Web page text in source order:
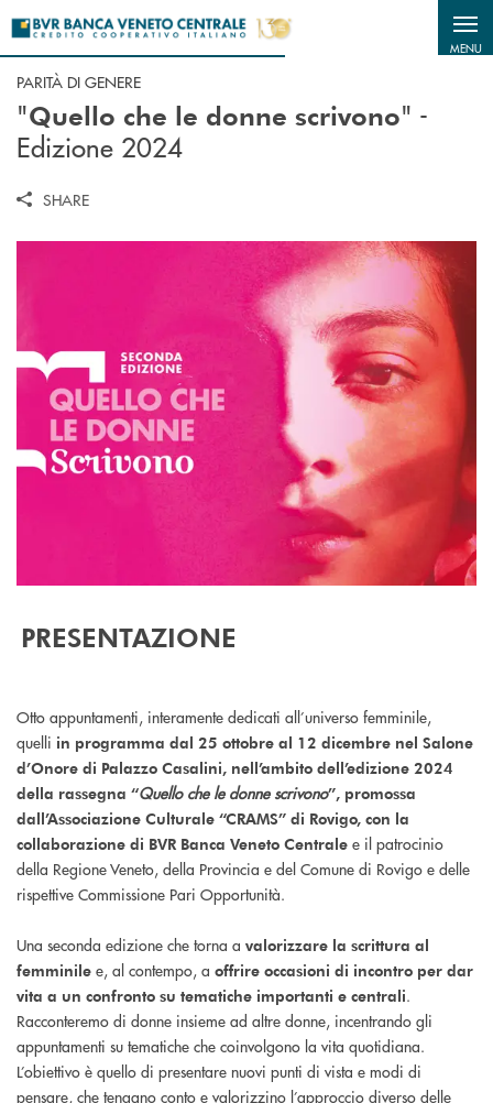
MENU
PARITÀ DI GENERE
"Quello che le donne scrivono" -
Edizione 2024
SHARE
PRESENTAZIONE
Otto appuntamenti, interamente dedicati all’universo femminile,
quelli in programma dal 25 ottobre al 12 dicembre nel Salone
d’Onore di Palazzo Casalini, nell’ambito dell’edizione 2024
della rassegna “Quello che le donne scrivono”, promossa
dall’Associazione Culturale “CRAMS” di Rovigo, con la
collaborazione di BVR Banca Veneto Centrale e il patrocinio
della Regione Veneto, della Provincia e del Comune di Rovigo e delle
rispettive Commissione Pari Opportunità.
Una seconda edizione che torna a valorizzare la scrittura al
femminile e, al contempo, a offrire occasioni di incontro per dar
vita a un confronto su tematiche importanti e centrali.
Racconteremo di donne insieme ad altre donne, incentrando gli
appuntamenti su tematiche che coinvolgono la vita quotidiana.
L’obiettivo è quello di presentare nuovi punti di vista e modi di
pensare, che tengano conto e valorizzino l’approccio diverso delle